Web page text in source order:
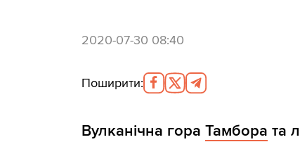
2020-07-30 08:40
Поширити:
Вулканічна гора Тамбора та